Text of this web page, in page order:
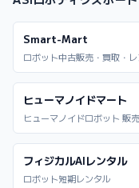
Smart-Mart
ロボット中古販売・買取・
ヒューマノイドマート
ヒューマノイドロボット 販
フィジカルAIレンタル
ロボット短期レンタル